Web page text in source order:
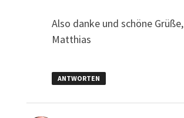
Also danke und schöne Grüße,
Matthias
ANTWORTEN